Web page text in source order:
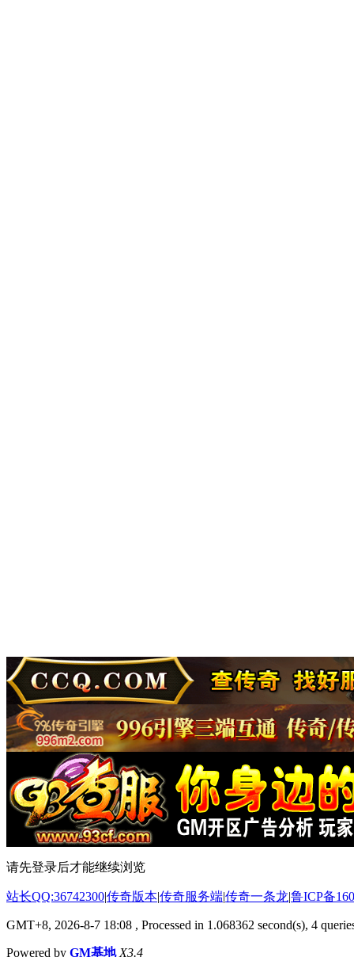
请先登录后才能继续浏览
站长QQ:36742300|传奇版本|传奇服务端|传奇一条龙|鲁ICP备
GMT+8, 2026-8-7 18:08 , Processed in 1.068362 second(s), 4
Powered by GM基地 X3.4